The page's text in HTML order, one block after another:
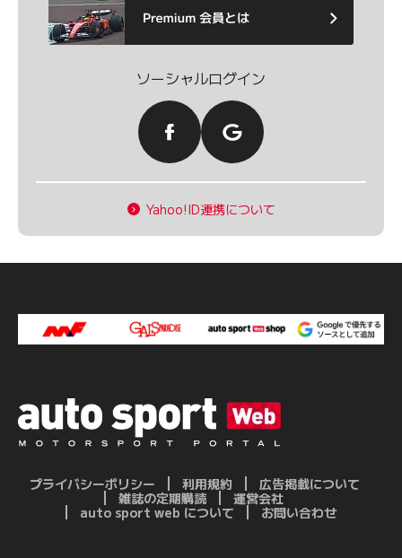
ソーシャルログイン
Yahoo!ID連携について
プライバシーポリシー 利用規約
広告掲載について
雑誌の定期購読
運営会社
auto sport web について
お問い合わせ